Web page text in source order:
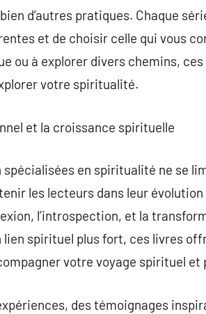
d’autres pratiques. Chaque
et de choisir celle qui vous
ou à explorer divers chemins, ces
votre spiritualité.
et la croissance spirituelle
spécialisées en spiritualité ne se
les lecteurs dans leur
l’introspection, et la
lien spirituel plus fort, ces livres
votre voyage spirituel et
des témoignages